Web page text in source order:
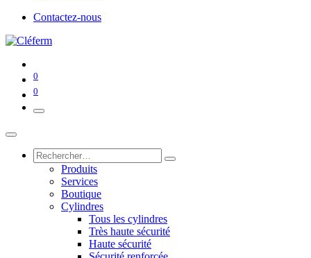
Contactez-nous
0
0
Produits
Services
Boutique
Cylindres
Tous les cylindres
Très haute sécurité
Haute sécurité